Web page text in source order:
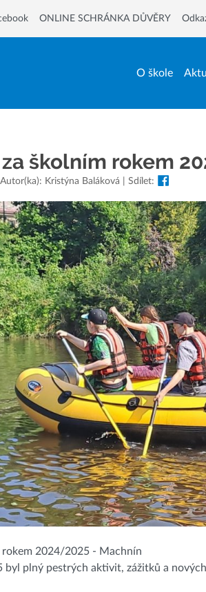
O škole
ONLINE SCHRÁNKA DŮVĚRY
školním rokem
Kristýna Baláková | Sdílet:
2024/2025 - Machnín
plný pestrých aktivit, zážitků a